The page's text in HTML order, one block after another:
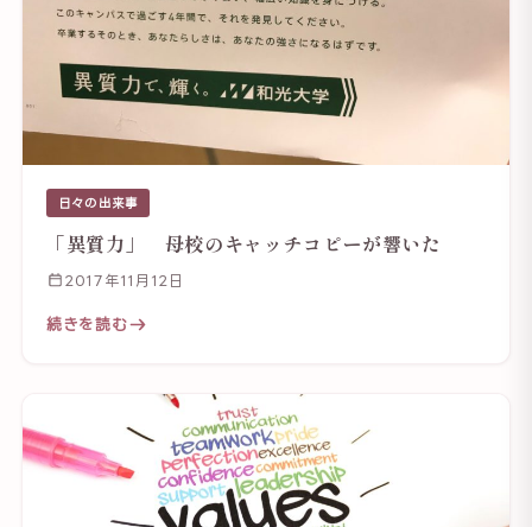
日々の出来事
「異質力」 母校のキャッチコピーが響いた
2017年11月12日
続きを読む